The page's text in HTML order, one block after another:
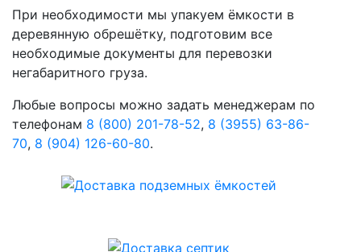
При необходимости мы упакуем ёмкости в
деревянную обрешётку, подготовим все
необходимые документы для перевозки
негабаритного груза.
Любые вопросы можно задать менеджерам по
телефонам 8 (800) 201-78-52, 8 (3955) 63-86-
70, 8 (904) 126-60-80.